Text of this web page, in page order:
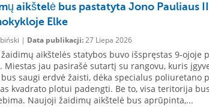
aikštelė bus pastatyta Jono Pauliaus
Elke
| Data publikacji:27 Liepa 2026
aikštelės statybos buvo išspręstas 9-ojoje
Miestas jau pasirašė sutartį su rangovu, kuris
saugi erdvė žaisti, dėka specialus poliuretano
kvadrato plotui padengti. Be to, visa teritorija
Naujoji žaidimų aikštelė bus aprūpinta,...